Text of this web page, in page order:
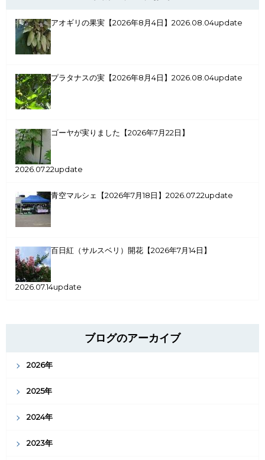
アオギリの果実【2026年8月4日】 2026.08.04update
プラタナスの実【2026年8月4日】 2026.08.04update
ゴーヤが実りました【2026年7月22日】
2026.07.22update
青空マルシェ【2026年7月18日】 2026.07.22update
百日紅（サルスベリ）開花【2026年7月14日】
2026.07.14update
ブログのアーカイブ
2026年
2025年
2024年
2023年